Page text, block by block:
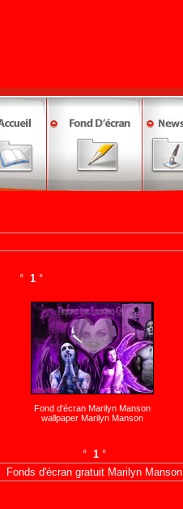
° 1°
Fond d'écran Marilyn Manson
wallpaper Marilyn Manson
° 1 °
Fonds d'écran gratuit Marilyn Manson